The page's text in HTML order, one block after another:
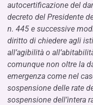
autocertificazione del
decreto del Presidente
n. 445 e successive
diritto di chiedere agli
all’agibilità o
comunque non oltre la
emergenza come nel
sospensione delle rate
sospensione dell’intera